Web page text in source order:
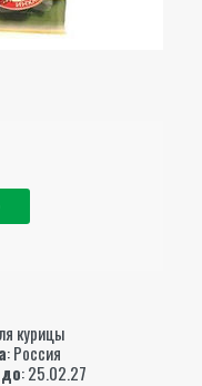
курицы
: Россия
: 25.02.27